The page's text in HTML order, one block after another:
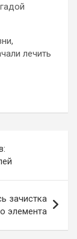
лечить
зачистка
элемента